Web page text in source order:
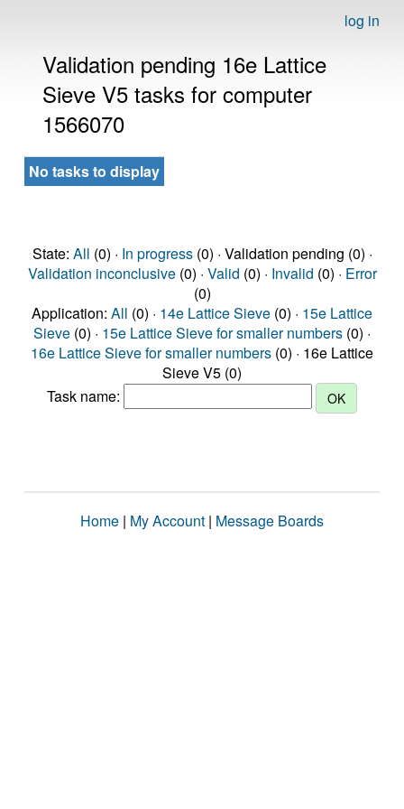
log in
Validation pending 16e Lattice
Sieve V5 tasks for computer
1566070
No tasks to display
State: All (0) · In progress(0) · Validation pending (0) ·
Validation inconclusive(0) · Valid (0) · Invalid (0) · Error
(0)
Application: All (0) · 14e Lattice Sieve (0) · 15e Lattice
Sieve (0) · 15e Lattice Sieve for smaller numbers (0) ·
16e Lattice Sieve for smaller numbers (0) · 16e Lattice
Sieve V5 (0)
Task name:
Home | My Account | Message Boards